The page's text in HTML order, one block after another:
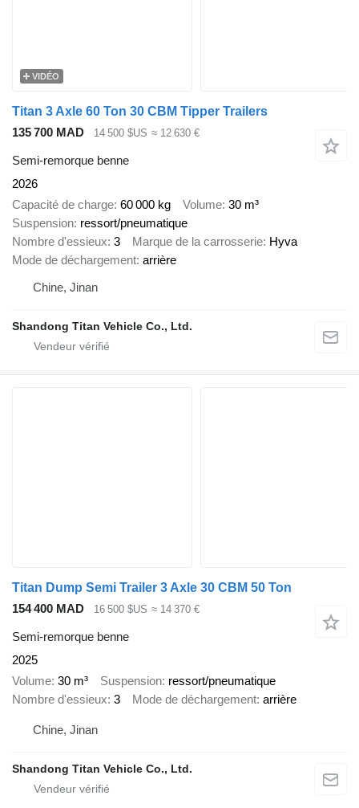
VIDÉO
Titan 3 Axle 60 Ton 30 CBM Tipper Trailers
135 700 MAD
14 500 $US ≈ 12 630 €
Semi-remorque benne
2026
Capacité de charge 60 000 kg Volume 30 m³
Suspension ressort/pneumatique
Nombre d'essieux 3 Marque de la carrosserie Hyva
Mode de déchargement arrière
Chine, Jinan
Shandong Titan Vehicle Co., Ltd.
Titan Dump Semi Trailer 3 Axle 30 CBM 50 Ton
154 400 MAD
16 500 $US ≈ 14 370 €
Semi-remorque benne
2025
Volume 30 m³ Suspension ressort/pneumatique
Nombre d'essieux 3 Mode de déchargement arrière
Chine, Jinan
Shandong Titan Vehicle Co., Ltd.